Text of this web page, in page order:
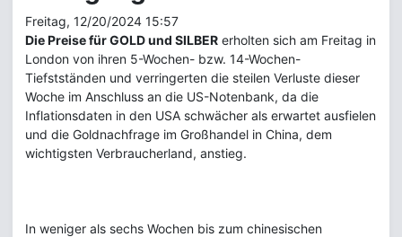
Freitag, 12/20/2024 15:57
Die Preise für GOLD und SILBER erholten sich am Freitag in
London von ihren 5-Wochen- bzw. 14-Wochen-
Tiefstständen und verringerten die steilen Verluste dieser
Woche im Anschluss an die US-Notenbank, da die
Inflationsdaten in den USA schwächer als erwartet ausfielen
und die Goldnachfrage im Großhandel in China, dem
wichtigsten Verbraucherland, anstieg.
In weniger als sechs Wochen bis zum chinesischen